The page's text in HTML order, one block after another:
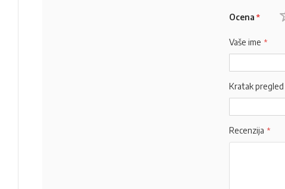
Ocena
Vaše ime
Kratak pregled
Recenzija